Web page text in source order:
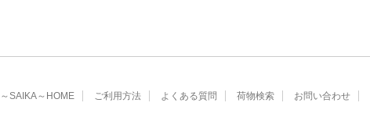
SAIKA～HOME ご利用方法 よくある質問 荷物検索 お問い合わせ